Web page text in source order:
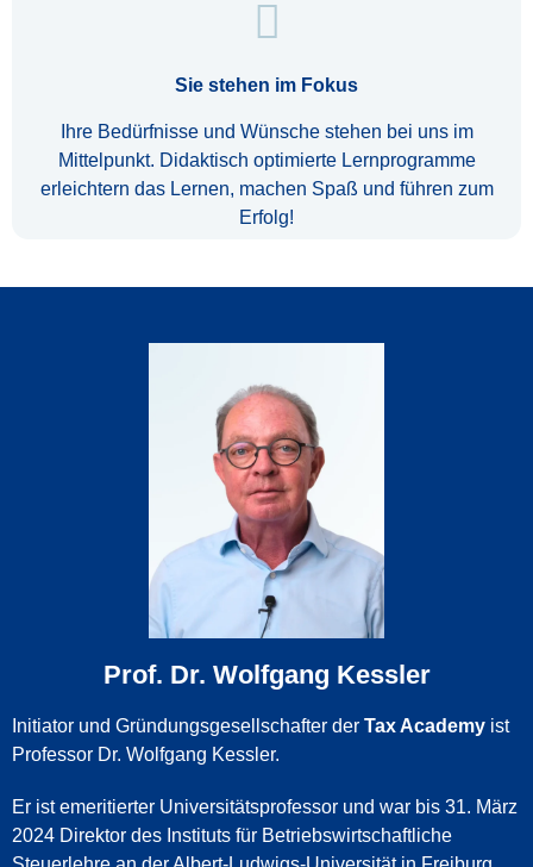
Sie stehen im Fokus
Ihre Bedürfnisse und Wünsche stehen bei uns im
Mittelpunkt. Didaktisch optimierte Lernprogramme
erleichtern das Lernen, machen Spaß und führen zum
Erfolg!
Prof. Dr. Wolfgang Kessler
Initiator und Gründungsgesellschafter der Tax Academy ist
Professor Dr. Wolfgang Kessler.
Er ist emeritierter Universitätsprofessor und war bis 31. März
2024 Direktor des Instituts für Betriebswirtschaftliche